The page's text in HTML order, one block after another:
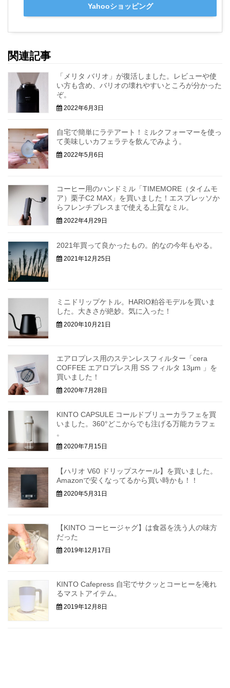
Yahooショッピング
関連記事
「メリタ バリオ」が復活しました。レビューや使
い方も含め、バリオの壊れやすいところが分かった
ぞ。
2022年6月3日
自宅で簡単にラテアート！ミルクフォーマーを使っ
て美味しいカフェラテを飲んでみよう。
2022年5月6日
コーヒー用のハンドミル「TIMEMORE（タイムモ
ア）栗子C2 MAX」を買いました！エスプレッソか
らフレンチプレスまで使える上質なミル。
2022年4月29日
2021年買って良かったもの。的なの今年もやる。
2021年12月25日
ミニドリップケトル。HARIO粕谷モデルを買いま
した。大きさが絶妙。気に入った！
2020年10月21日
エアロプレス用のステンレスフィルター「cera
COFFEE エアロプレス用 SS フィルタ 13μm 」を
買いました！
2020年7月28日
KINTO CAPSULE コールドブリューカラフェを買
いました。360°どこからでも注げる万能カラフェ
。
2020年7月15日
【ハリオ V60 ドリップスケール】を買いました。
Amazonで安くなってるから買い時かも！！
2020年5月31日
【KINTO コーヒージャグ】は食器を洗う人の味方
だった
2019年12月17日
KINTO Cafepress 自宅でサクッとコーヒーを淹れ
るマストアイテム。
2019年12月8日